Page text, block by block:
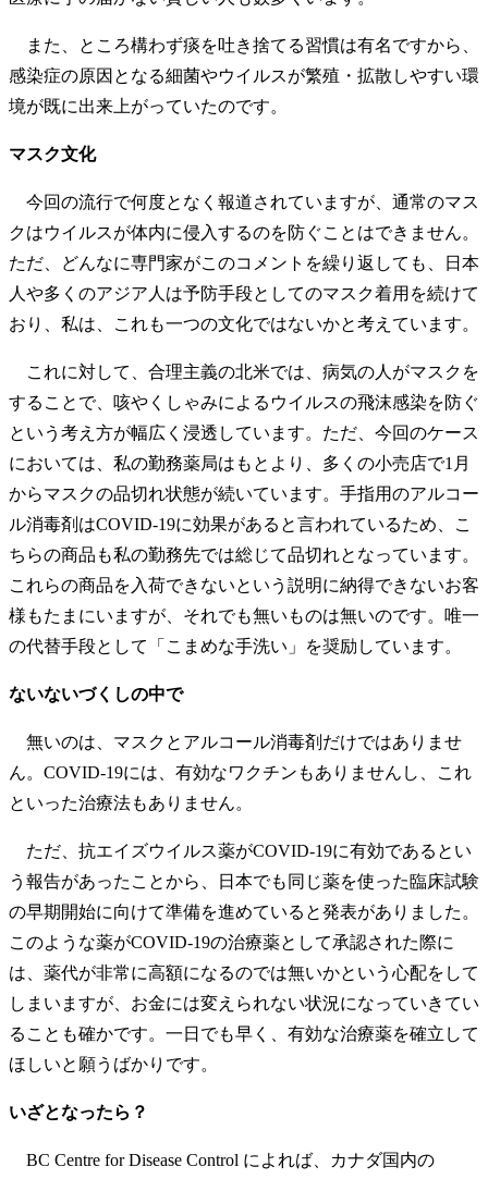
また、ところ構わず痰を吐き捨てる習慣は有名ですから、
感染症の原因となる細菌やウイルスが繁殖・拡散しやすい環
境が既に出来上がっていたのです。
マスク文化
今回の流行で何度となく報道されていますが、通常のマス
クはウイルスが体内に侵入するのを防ぐことはできません。
ただ、どんなに専門家がこのコメントを繰り返しても、日本
人や多くのアジア人は予防手段としてのマスク着用を続けて
おり、私は、これも一つの文化ではないかと考えています。
これに対して、合理主義の北米では、病気の人がマスクを
することで、咳やくしゃみによるウイルスの飛沫感染を防ぐ
という考え方が幅広く浸透しています。ただ、今回のケース
においては、私の勤務薬局はもとより、多くの小売店で1月
からマスクの品切れ状態が続いています。手指用のアルコー
ル消毒剤はCOVID-19に効果があると言われているため、こ
ちらの商品も私の勤務先では総じて品切れとなっています。
これらの商品を入荷できないという説明に納得できないお客
様もたまにいますが、それでも無いものは無いのです。唯一
の代替手段として「こまめな手洗い」を奨励しています。
ないないづくしの中で
無いのは、マスクとアルコール消毒剤だけではありませ
ん。COVID-19には、有効なワクチンもありませんし、これ
といった治療法もありません。
ただ、抗エイズウイルス薬がCOVID-19に有効であるとい
う報告があったことから、日本でも同じ薬を使った臨床試験
の早期開始に向けて準備を進めていると発表がありました。
このような薬がCOVID-19の治療薬として承認された際に
は、薬代が非常に高額になるのでは無いかという心配をして
しまいますが、お金には変えられない状況になっていきてい
ることも確かです。一日でも早く、有効な治療薬を確立して
ほしいと願うばかりです。
いざとなったら？
BC Centre for Disease Control によれば、カナダ国内の